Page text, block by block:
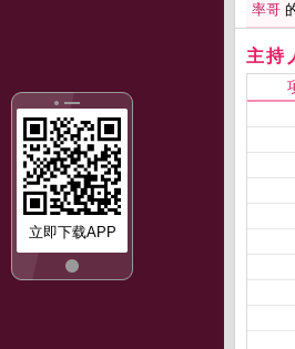
立即下载APP
率哥
主持